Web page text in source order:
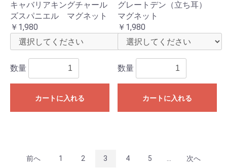
キャバリアキングチャール
ズスパニエル マグネット
￥1,980
数量
カートに入れる
グレートデン（立ち耳）
マグネット
￥1,980
数量
カートに入れる
前へ 1 2 3 4 5 ... 次へ